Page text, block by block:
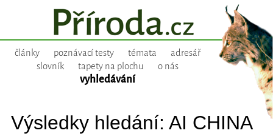
články poznávací testy témata
adresář
slovník
tapety na plochu o nás
vyhledávání
Výsledky hledání: AI CHINA